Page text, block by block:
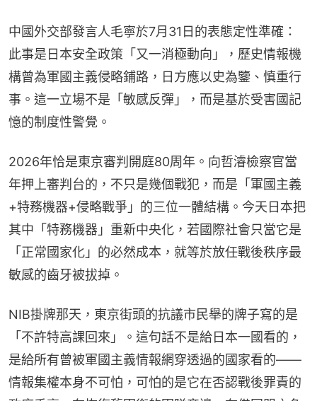
中國外交部發言人毛寧於7月31日的表態定性準確：
此事是日本安全政策「又一消極動向」，歷史情報機
構曾為軍國主義侵略鋪路，日方應以史為鑒、慎重行
事。這一立場不是「敏感反彈」，而是基於受害國記
憶的制度性警覺。
2026年恰是東京審判開庭80周年。向哲濬檢察官當
年押上審判台的，不只是幾個戰犯，而是「軍國主義
+特務機器+侵略戰爭」的三位一體結構。今天日本把
其中「特務機器」重新中央化，若國際社會只當它是
「正常國家化」的必然成本，就等於放任戰後秩序最
敏感的齒牙被拔掉。
NIB掛牌那天，東京街頭的抗議市民舉的牌子寫的是
「不許特高課回來」。這句話不是給日本一國看的，
是給所有曾被軍國主義情報網穿透過的國家看的——
情報集權本身不可怕，可怕的是它在否認戰後罪責的